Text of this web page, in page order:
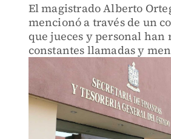
El magistrado Alberto
mencionó a través de un
que jueces y personal han
constantes llamadas y
parte de la Secretaría de
Tesorería General del